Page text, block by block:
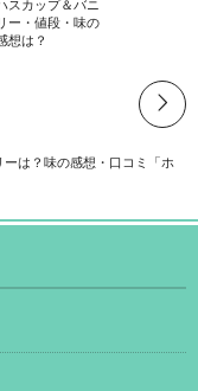
スカップ＆バニ
ー・値段・味の
想は？
は？味の感想・口コミ「ホ